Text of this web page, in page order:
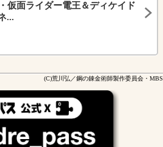
仮面ライダー電王＆ディケイド
...
(C)荒川弘／鋼の錬金術師製作委員会・MBS